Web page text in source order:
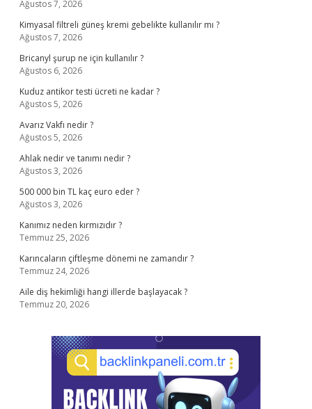
Ağustos 7, 2026
Kimyasal filtreli güneş kremi gebelikte kullanılır mı ?
Ağustos 7, 2026
Bricanyl şurup ne için kullanılır ?
Ağustos 6, 2026
Kuduz antikor testi ücreti ne kadar ?
Ağustos 5, 2026
Avarız Vakfı nedir ?
Ağustos 5, 2026
Ahlak nedir ve tanımı nedir ?
Ağustos 3, 2026
500 000 bin TL kaç euro eder ?
Ağustos 3, 2026
Kanımız neden kırmızıdır ?
Temmuz 25, 2026
Karıncaların çiftleşme dönemi ne zamandır ?
Temmuz 24, 2026
Aile diş hekimliği hangi illerde başlayacak ?
Temmuz 20, 2026